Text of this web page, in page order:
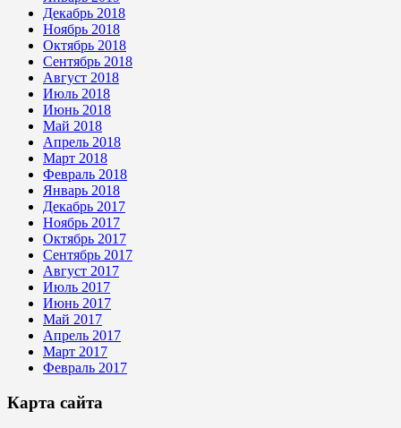
Декабрь 2018
Ноябрь 2018
Октябрь 2018
Сентябрь 2018
Август 2018
Июль 2018
Июнь 2018
Май 2018
Апрель 2018
Март 2018
Февраль 2018
Январь 2018
Декабрь 2017
Ноябрь 2017
Октябрь 2017
Сентябрь 2017
Август 2017
Июль 2017
Июнь 2017
Май 2017
Апрель 2017
Март 2017
Февраль 2017
Карта сайта